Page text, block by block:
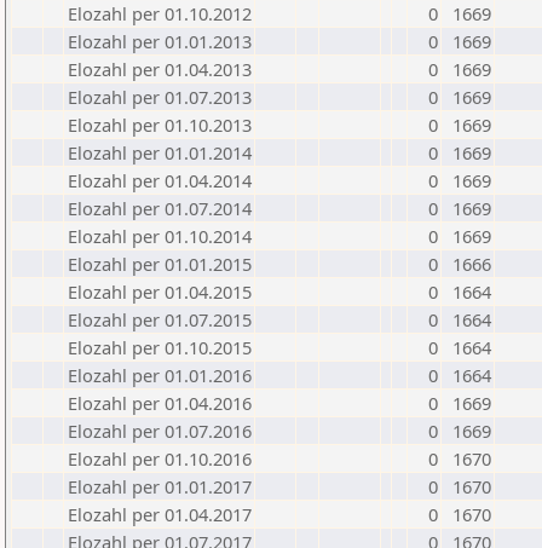
Elozahl per 01.10.2012
0
1669
Elozahl per 01.01.2013
0
1669
Elozahl per 01.04.2013
0
1669
Elozahl per 01.07.2013
0
1669
Elozahl per 01.10.2013
0
1669
Elozahl per 01.01.2014
0
1669
Elozahl per 01.04.2014
0
1669
Elozahl per 01.07.2014
0
1669
Elozahl per 01.10.2014
0
1669
Elozahl per 01.01.2015
0
1666
Elozahl per 01.04.2015
0
1664
Elozahl per 01.07.2015
0
1664
Elozahl per 01.10.2015
0
1664
Elozahl per 01.01.2016
0
1664
Elozahl per 01.04.2016
0
1669
Elozahl per 01.07.2016
0
1669
Elozahl per 01.10.2016
0
1670
Elozahl per 01.01.2017
0
1670
Elozahl per 01.04.2017
0
1670
Elozahl per 01.07.2017
0
1670